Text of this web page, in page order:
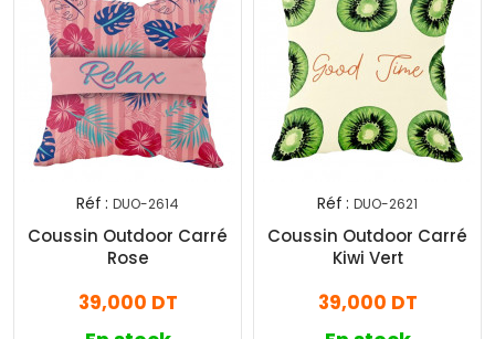
Réf : DUO-2614
Coussin Outdoor Carré
Rose
39,000 DT
Réf : DUO-2621
Coussin Outdoor Carré
Kiwi Vert
39,000 DT